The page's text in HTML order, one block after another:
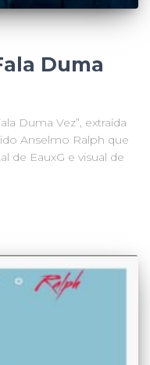
Duma
Duma Vez”, extraída
Anselmo Ralph que
de EauxG e visual de